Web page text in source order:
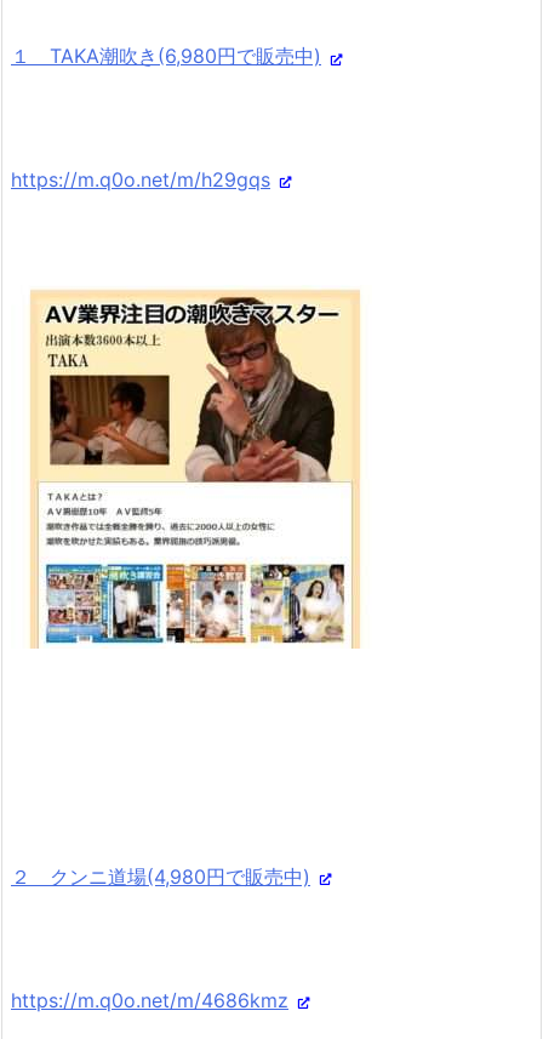
１ TAKA潮吹き(6,980円で販売中)
https://m.q0o.net/m/h29gqs
２ クンニ道場(4,980円で販売中)
https://m.q0o.net/m/4686kmz